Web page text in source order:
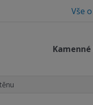
Vše